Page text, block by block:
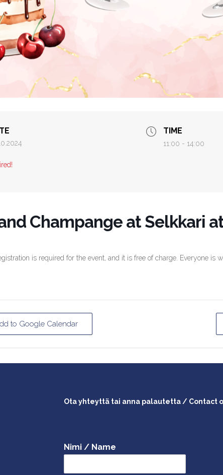
TIME
11:00 - 14:00
Champange at Selkkari at
is required for the event, and it is free of charge. Everyone is
to Google Calendar
Ota yhteyttä tai anna palautetta / Contact
Nimi / Name